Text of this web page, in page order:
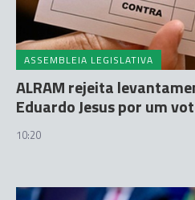
ASSEMBLEIA LEGISLATIVA
ALRAM rejeita
Eduardo Jesus por um
10:20